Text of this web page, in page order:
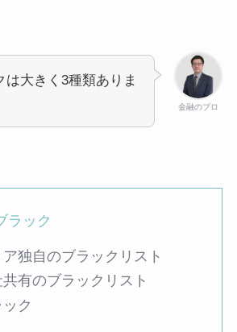
金融のプロ
は大きく3種類ありま
ラック
独自のブラックリスト
有のブラックリスト
ク